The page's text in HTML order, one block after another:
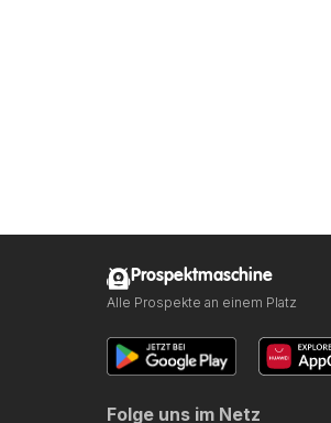
Prospektmaschine
Alle Prospekte an einem Platz
Folge uns im Netz